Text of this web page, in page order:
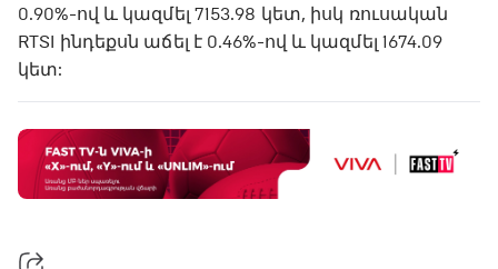
0.90%-ով և կազմել 7153.98 կետ, իսկ ռուսական
RTSI ինդեքսն աճել է 0.46%-ով և կազմել 1674.09
կետ: